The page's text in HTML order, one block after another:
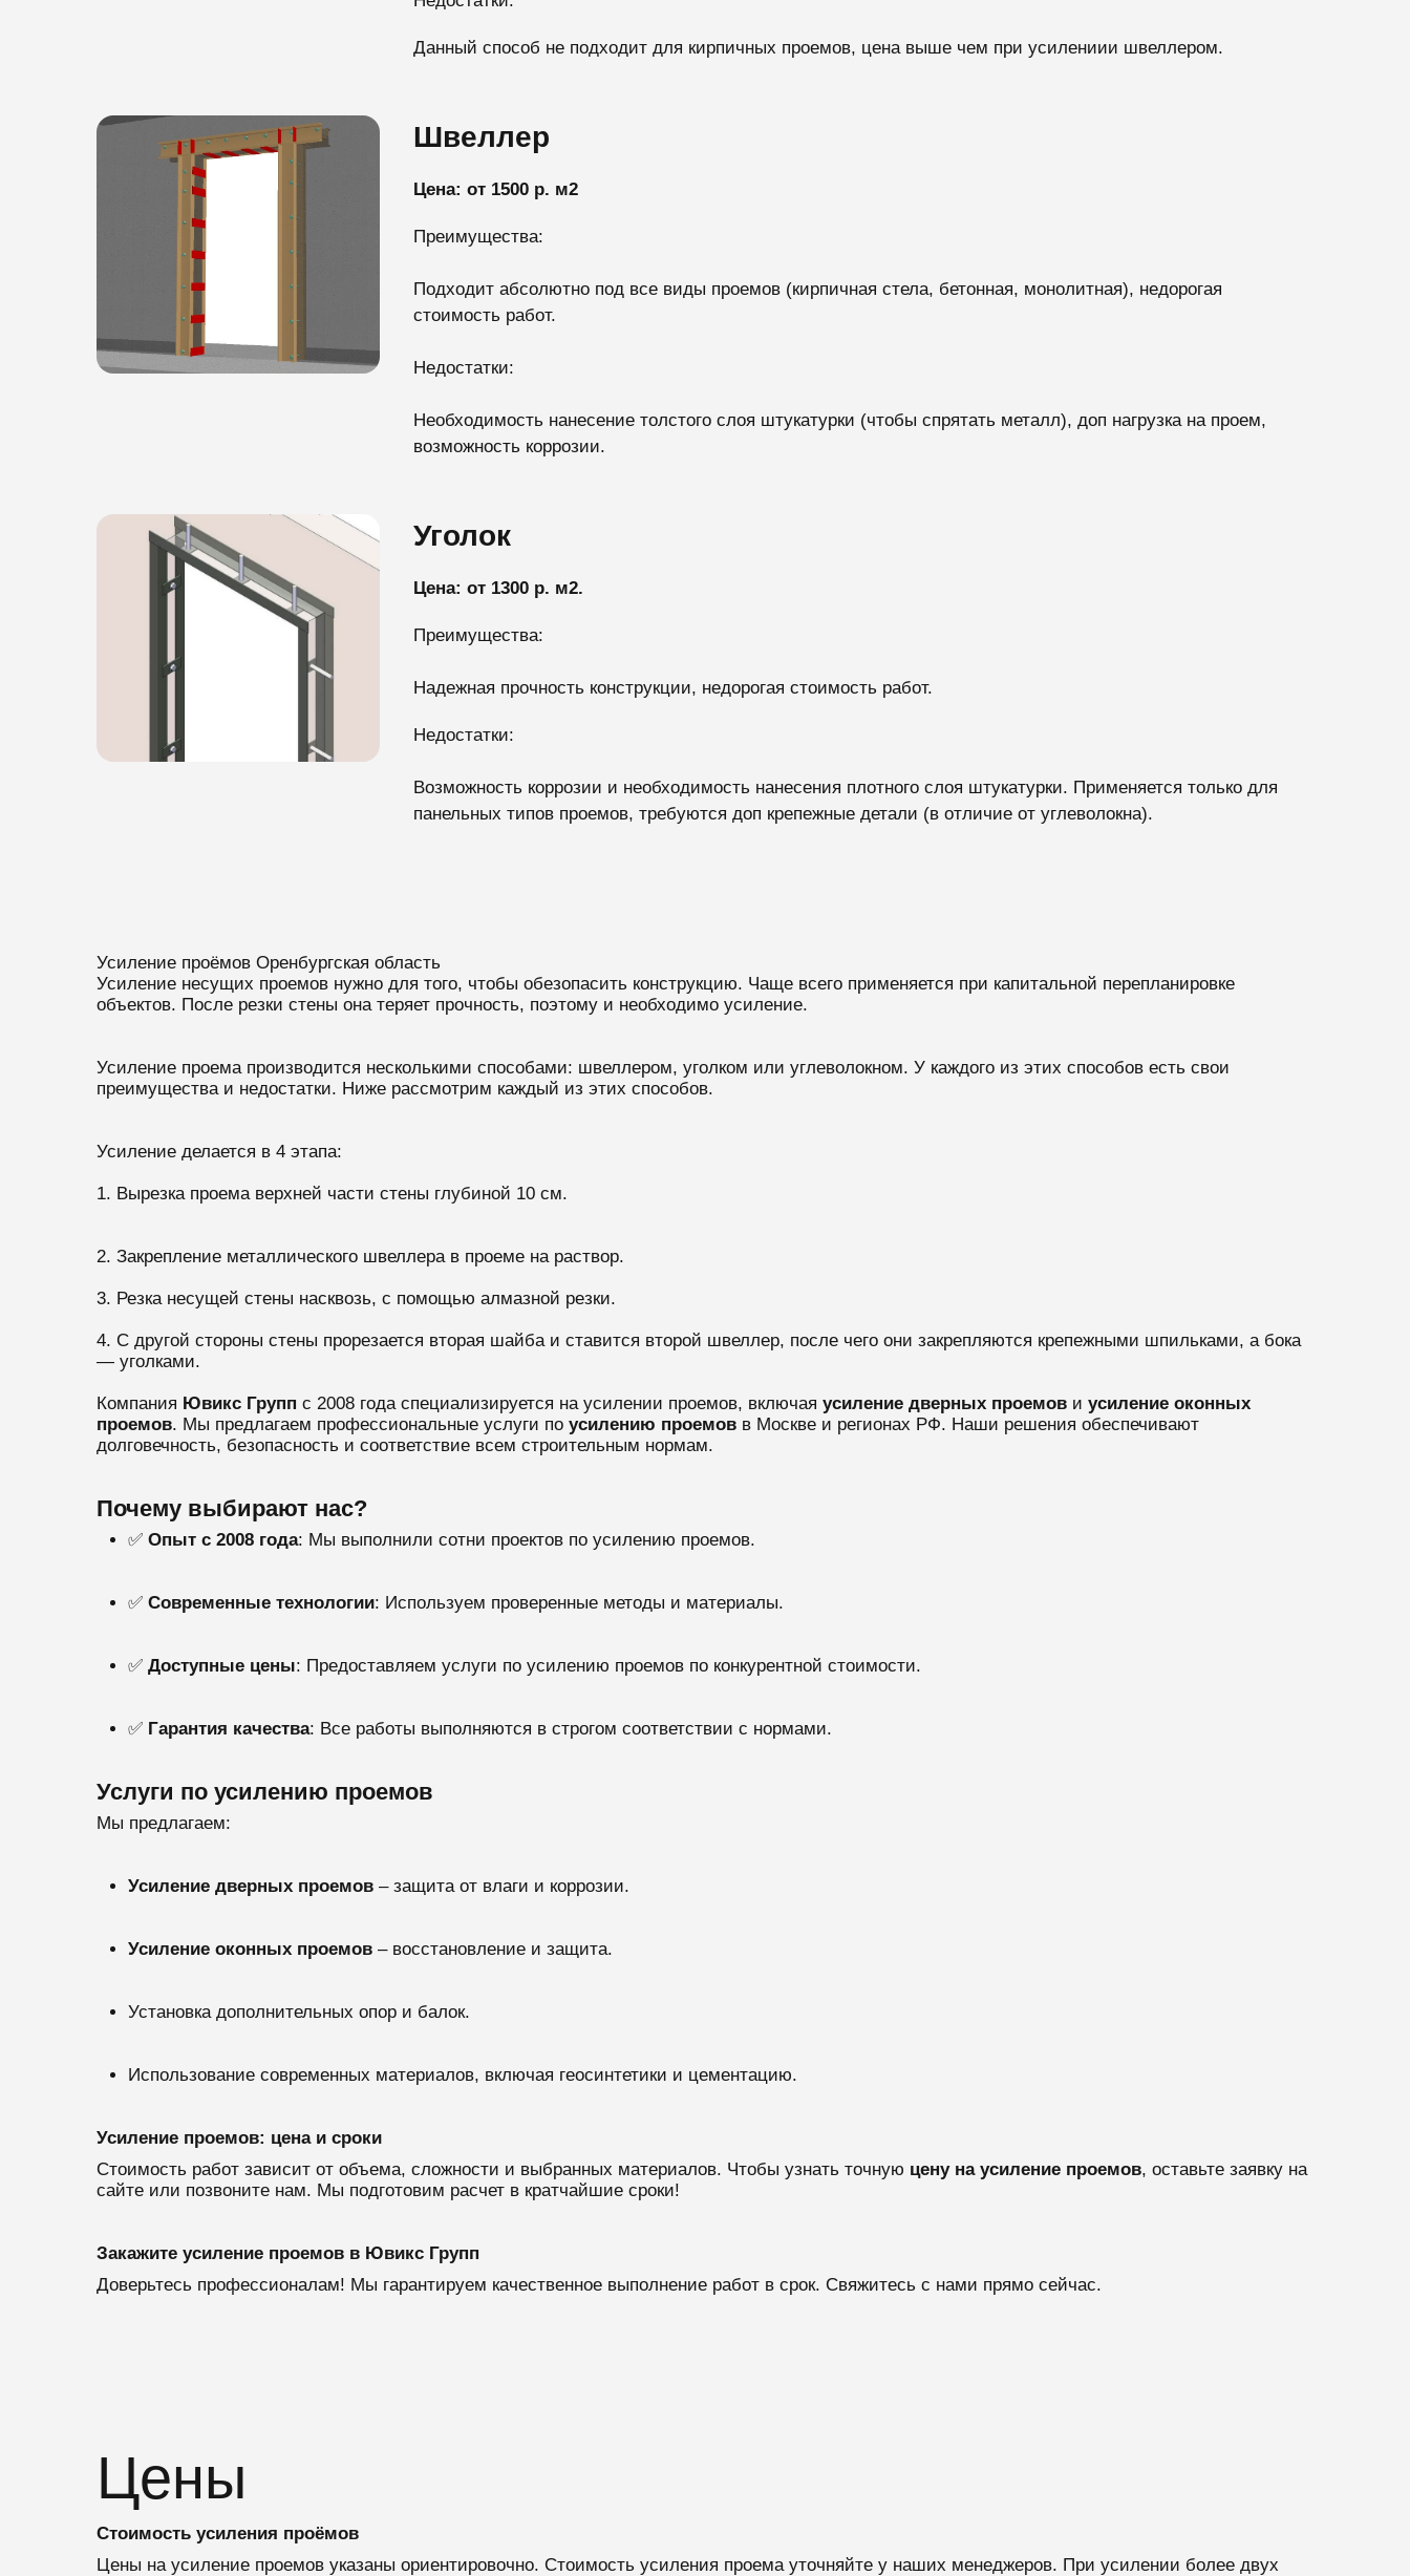
Данный способ не подходит для кирпичных проемов, цена выше чем при усилениии швеллером.
Швеллер
Цена: от 1500 р. м2
Преимущества:
Подходит абсолютно под все виды проемов (кирпичная стела, бетонная, монолитная), недорогая
стоимость работ.
Недостатки:
Необходимость нанесение толстого слоя штукатурки (чтобы спрятать металл), доп нагрузка на проем,
возможность коррозии.
Уголок
Цена: от 1300 р. м2.
Преимущества:
Надежная прочность конструкции, недорогая стоимость работ.
Недостатки:
Возможность коррозии и необходимость нанесения плотного слоя штукатурки. Применяется только для
панельных типов проемов, требуются доп крепежные детали (в отличие от углеволокна).
Усиление проёмов Оренбургская область
Усиление несущих проемов нужно для того, чтобы обезопасить конструкцию. Чаще всего применяется при капитальной перепланировке
объектов. После резки стены она теряет прочность, поэтому и необходимо усиление.
Усиление проема производится несколькими способами: швеллером, уголком или углеволокном. У каждого из этих способов есть свои
преимущества и недостатки. Ниже рассмотрим каждый из этих способов.
Усиление делается в 4 этапа:
1. Вырезка проема верхней части стены глубиной 10 см.
2. Закрепление металлического швеллера в проеме на раствор.
3. Резка несущей стены насквозь, с помощью алмазной резки.
4. С другой стороны стены прорезается вторая шайба и ставится второй швеллер, после чего они закрепляются крепежными шпильками, а бока
— уголками.
Компания Ювикс Групп с 2008 года специализируется на усилении проемов, включая усиление дверных проемов и усиление оконных
проемов. Мы предлагаем профессиональные услуги по усилению проемов в Москве и регионах РФ. Наши решения обеспечивают
долговечность, безопасность и соответствие всем строительным нормам.
Почему выбирают нас?
✅ Опыт с 2008 года: Мы выполнили сотни проектов по усилению проемов.
✅ Современные технологии: Используем проверенные методы и материалы.
✅ Доступные цены: Предоставляем услуги по усилению проемов по конкурентной стоимости.
✅ Гарантия качества: Все работы выполняются в строгом соответствии с нормами.
Услуги по усилению проемов
Мы предлагаем:
Усиление дверных проемов – защита от влаги и коррозии.
Усиление оконных проемов – восстановление и защита.
Установка дополнительных опор и балок.
Использование современных материалов, включая геосинтетики и цементацию.
Усиление проемов: цена и сроки
Стоимость работ зависит от объема, сложности и выбранных материалов. Чтобы узнать точную цену на усиление проемов, оставьте заявку на
сайте или позвоните нам. Мы подготовим расчет в кратчайшие сроки!
Закажите усиление проемов в Ювикс Групп
Доверьтесь профессионалам! Мы гарантируем качественное выполнение работ в срок. Свяжитесь с нами прямо сейчас.
Цены
Стоимость усиления проёмов
Цены на усиление проемов указаны ориентировочно. Стоимость усиления проема уточняйте у наших менеджеров. При усилении более двух